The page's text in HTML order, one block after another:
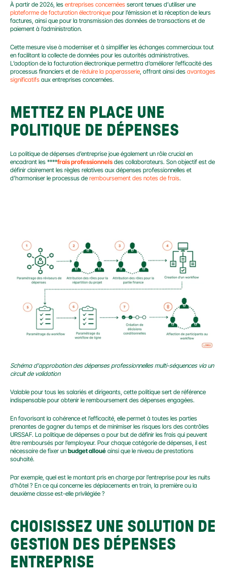
À partir de 2026, les entreprises concernées
plateforme de facturation électronique pour l’émission et la réception de leurs
factures, ainsi que pour la transmission des données de transactions et de
paiement à l’administration.
Cette mesure vise à moderniser et à simplifier les échanges commerciaux tout
en facilitant la collecte de données pour les autorités administratives.
L’adoption de la facturation électronique permettra d’améliorer l’efficacité des
processus financiers et de réduire la paperasserie, offrant ainsi des avantages
significatifs aux entreprises concernées.
METTEZ EN PLACE UNE
POLITIQUE DE DÉPENSES
La politique de dépenses d’entreprise joue également un rôle crucial en
encadrant les ****frais professionnels des collaborateurs. Son objectif est de
définir clairement les règles relatives aux dépenses professionnelles et
d’harmoniser le processus de remboursement des notes de frais.
Schéma d'approbation des dépenses professionnelles multi-séquences via un
circuit de validation
Valable pour tous les salariés et dirigeants, cette politique sert de référence
indispensable pour obtenir le remboursement des dépenses engagées.
En favorisant la cohérence et l’efficacité, elle permet à toutes les parties
prenantes de gagner du temps et de minimiser les risques lors des contrôles
URSSAF. La politique de dépenses a pour but de définir les frais qui peuvent
être remboursés par l’employeur. Pour chaque catégorie de dépenses, il est
nécessaire de fixer un budget alloué ainsi que le niveau de prestations
souhaité.
Par exemple, quel est le montant pris en charge par l’entreprise pour les nuits
d’hôtel ? En ce qui concerne les déplacements en train, la première ou la
deuxième classe est-elle privilégiée ?
CHOISISSEZ UNE SOLUTION DE
GESTION DES DÉPENSES
ENTREPRISE